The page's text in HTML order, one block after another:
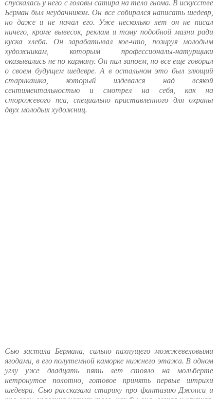
спускалась у него с головы сатира на тело гнома. В искусстве
Берман был неудачником. Он все собирался написать шедевр,
но даже и не начал его. Уже несколько лет он не писал
ничего, кроме вывесок, реклам и тому подобной мазни ради
куска хлеба. Он зарабатывал кое-что, позируя молодым
художникам, которым профессионалы-натурщики
оказывались не по карману. Он пил запоем, но все еще говорил
о своем будущем шедевре. А в остальном это был злющий
старикашка, который издевался над всякой
сентиментальностью и смотрел на себя, как на
сторожевого пса, специально приставленного для охраны
двух молодых художниц.
Сью застала Бермана, сильно пахнущего можжевеловыми
ягодами, в его полутемной каморке нижнего этажа. В одном
углу уже двадцать пять лет стояло на мольберте
нетронутое полотно, готовое принять первые штрихи
шедевра. Сью рассказала старику про фантазию Джонси и